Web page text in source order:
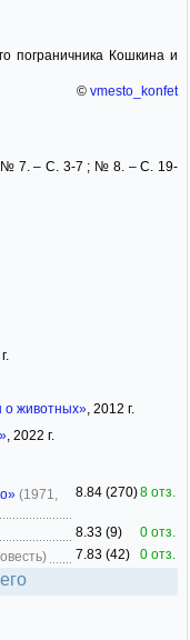
пограничника Кошкина и
© vmesto_konfet
№ 7. – С. 3-7 ; № 8. – С. 19-
животных», 2012 г.
, 2022 г.
(1971,
8.84 (270)8 отз.
8.33 (9)
0 отз.
7.83 (42) 0 отз.